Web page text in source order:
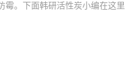
霉。下面韩研活性炭小编在这里